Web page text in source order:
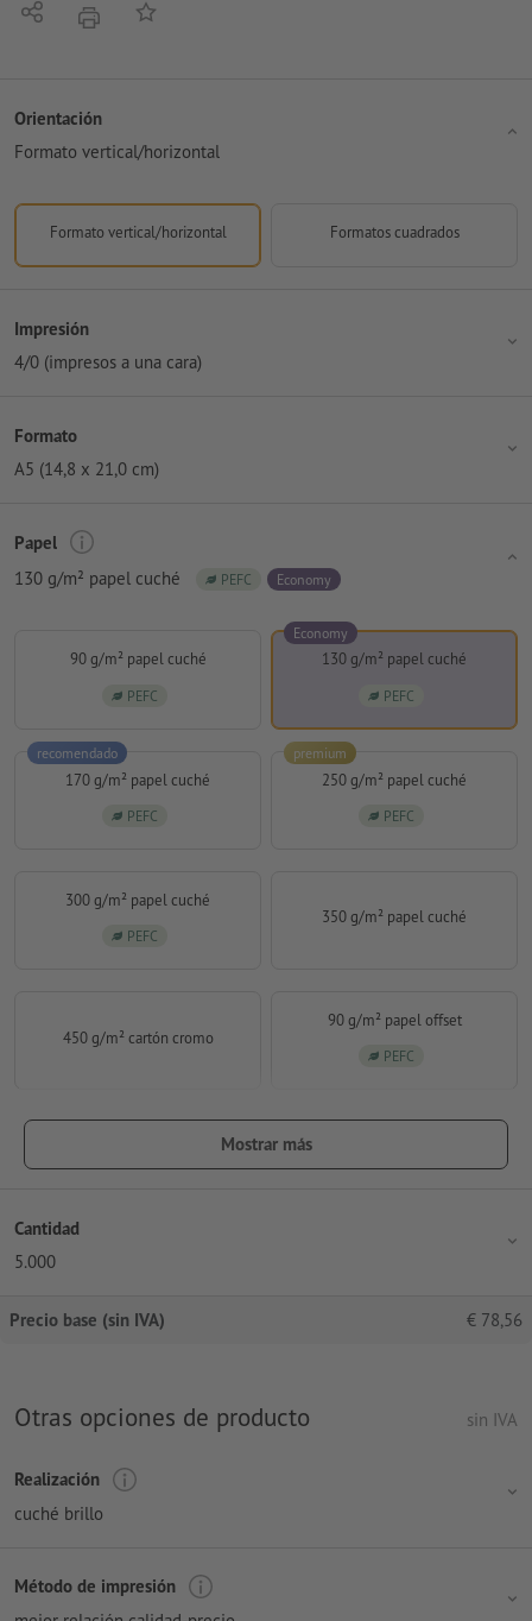
CompartirimprimirAñadir a lista de favoritos
Orientación
Formato vertical/horizontal
Formato vertical/horizontal Formatos cuadrados
Impresión
4/0 (impresos a una cara)
Formato
A5 (14,8 x 21,0 cm)
Papel
130 g/m² papel cuché
PEFC Economy
90 g/m² papel cuché
PEFC
130 g/m² papel cuché
PEFC
Economy
170 g/m² papel cuché
PEFC
recomendado
250 g/m² papel cuché
PEFC
premium
300 g/m² papel cuché
PEFC
350 g/m² papel cuché
450 g/m² cartón cromo
90 g/m² papel offset
PEFC
Mostrar más
Cantidad
5.000
Precio base (sin IVA) € 78,56
Otras opciones de producto sin IVA
Realización
cuché brillo
Método de impresión